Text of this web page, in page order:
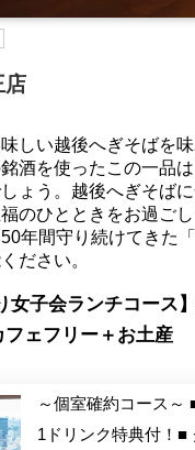
店
しい越後へぎそばを
酒を使ったこの一品
ょう。越後へぎそば
のひとときをお過ご
年間守り続けてきた
ださい。
女子会ランチコース
ェフリー＋お土産
～個室確約コース～ ■一休限定で乾杯の
1ドリンク特典付！■